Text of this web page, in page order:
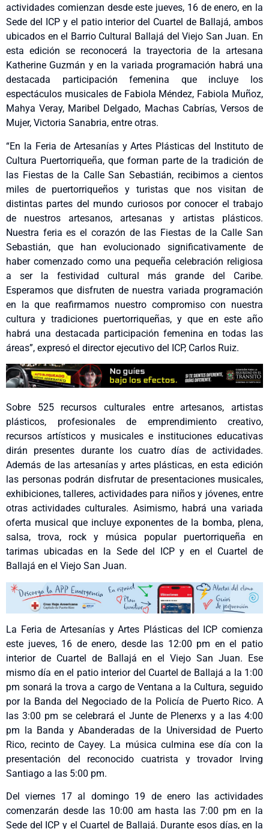
actividades comienzan desde este jueves, 16 de enero, en la
Sede del ICP y el patio interior del Cuartel de Ballajá, ambos
ubicados en el Barrio Cultural Ballajá del Viejo San Juan. En
esta edición se reconocerá la trayectoria de la artesana
Katherine Guzmán y en la variada programación habrá una
destacada participación femenina que incluye los
espectáculos musicales de Fabiola Méndez, Fabiola Muñoz,
Mahya Veray, Maribel Delgado, Machas Cabrías, Versos de
Mujer, Victoria Sanabria, entre otras.
“En la Feria de Artesanías y Artes Plásticas del Instituto de
Cultura Puertorriqueña, que forman parte de la tradición de
las Fiestas de la Calle San Sebastián, recibimos a cientos
miles de puertorriqueños y turistas que nos visitan de
distintas partes del mundo curiosos por conocer el trabajo
de nuestros artesanos, artesanas y artistas plásticos.
Nuestra feria es el corazón de las Fiestas de la Calle San
Sebastián, que han evolucionado significativamente de
haber comenzado como una pequeña celebración religiosa
a ser la festividad cultural más grande del Caribe.
Esperamos que disfruten de nuestra variada programación
en la que reafirmamos nuestro compromiso con nuestra
cultura y tradiciones puertorriqueñas, y que en este año
habrá una destacada participación femenina en todas las
áreas”, expresó el director ejecutivo del ICP, Carlos Ruiz.
Sobre 525 recursos culturales entre artesanos, artistas
plásticos, profesionales de emprendimiento creativo,
recursos artísticos y musicales e instituciones educativas
dirán presentes durante los cuatro días de actividades.
Además de las artesanías y artes plásticas, en esta edición
las personas podrán disfrutar de presentaciones musicales,
exhibiciones, talleres, actividades para niños y jóvenes, entre
otras actividades culturales. Asimismo, habrá una variada
oferta musical que incluye exponentes de la bomba, plena,
salsa, trova, rock y música popular puertorriqueña en
tarimas ubicadas en la Sede del ICP y en el Cuartel de
Ballajá en el Viejo San Juan.
La Feria de Artesanías y Artes Plásticas del ICP comienza
este jueves, 16 de enero, desde las 12:00 pm en el patio
interior de Cuartel de Ballajá en el Viejo San Juan. Ese
mismo día en el patio interior del Cuartel de Ballajá a la 1:00
pm sonará la trova a cargo de Ventana a la Cultura, seguido
por la Banda del Negociado de la Policía de Puerto Rico. A
las 3:00 pm se celebrará el Junte de Plenerxs y a las 4:00
pm la Banda y Abanderadas de la Universidad de Puerto
Rico, recinto de Cayey. La música culmina ese día con la
presentación del reconocido cuatrista y trovador Irving
Santiago a las 5:00 pm.
Del viernes 17 al domingo 19 de enero las actividades
comenzarán desde las 10:00 am hasta las 7:00 pm en la
Sede del ICP y el Cuartel de Ballajá. Durante esos días, en la